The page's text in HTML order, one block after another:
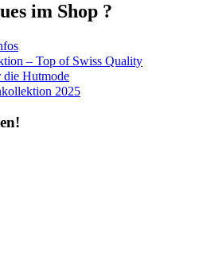
im Shop ?
– Top of Swiss Quality
Hutmode
2025